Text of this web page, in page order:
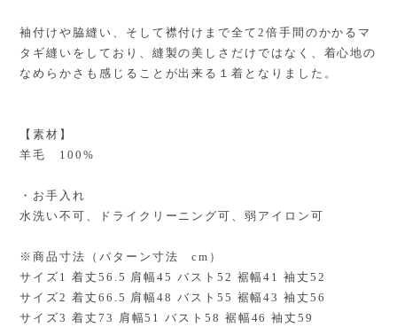
袖付けや脇縫い、そして襟付けまで全て2倍手間のかかるマ
タギ縫いをしており、縫製の美しさだけではなく、着心地の
なめらかさも感じることが出来る１着となりました。
【素材】
羊毛 100%
・お手入れ
水洗い不可、ドライクリーニング可、弱アイロン可
※商品寸法（パターン寸法 cm）
サイズ1 着丈56.5 肩幅45 バスト52 裾幅41 袖丈52
サイズ2 着丈66.5 肩幅48 バスト55 裾幅43 袖丈56
サイズ3 着丈73 肩幅51 バスト58 裾幅46 袖丈59